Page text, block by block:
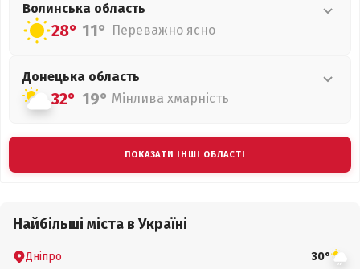
Волинська область
28° 11° Переважно ясно
Донецька область
32° 19° Мінлива хмарність
ПОКАЗАТИ ІНШІ ОБЛАСТІ
Найбільші міста в Україні
Дніпро 30°